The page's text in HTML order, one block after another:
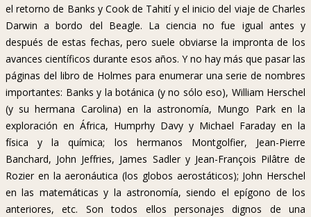
el retorno de Banks y Cook de Tahití y el inicio del viaje de Charles
Darwin a bordo del Beagle. La ciencia no fue igual antes y
después de estas fechas, pero suele obviarse la impronta de los
avances científicos durante esos años. Y no hay más que pasar las
páginas del libro de Holmes para enumerar una serie de nombres
importantes: Banks y la botánica (y no sólo eso), William Herschel
(y su hermana Carolina) en la astronomía, Mungo Park en la
exploración en África, Humprhy Davy y Michael Faraday en la
física y la química; los hermanos Montgolfier, Jean-Pierre
Banchard, John Jeffries, James Sadler y Jean-François Pilâtre de
Rozier en la aeronáutica (los globos aerostáticos); John Herschel
en las matemáticas y la astronomía, siendo el epígono de los
anteriores, etc. Son todos ellos personajes dignos de una